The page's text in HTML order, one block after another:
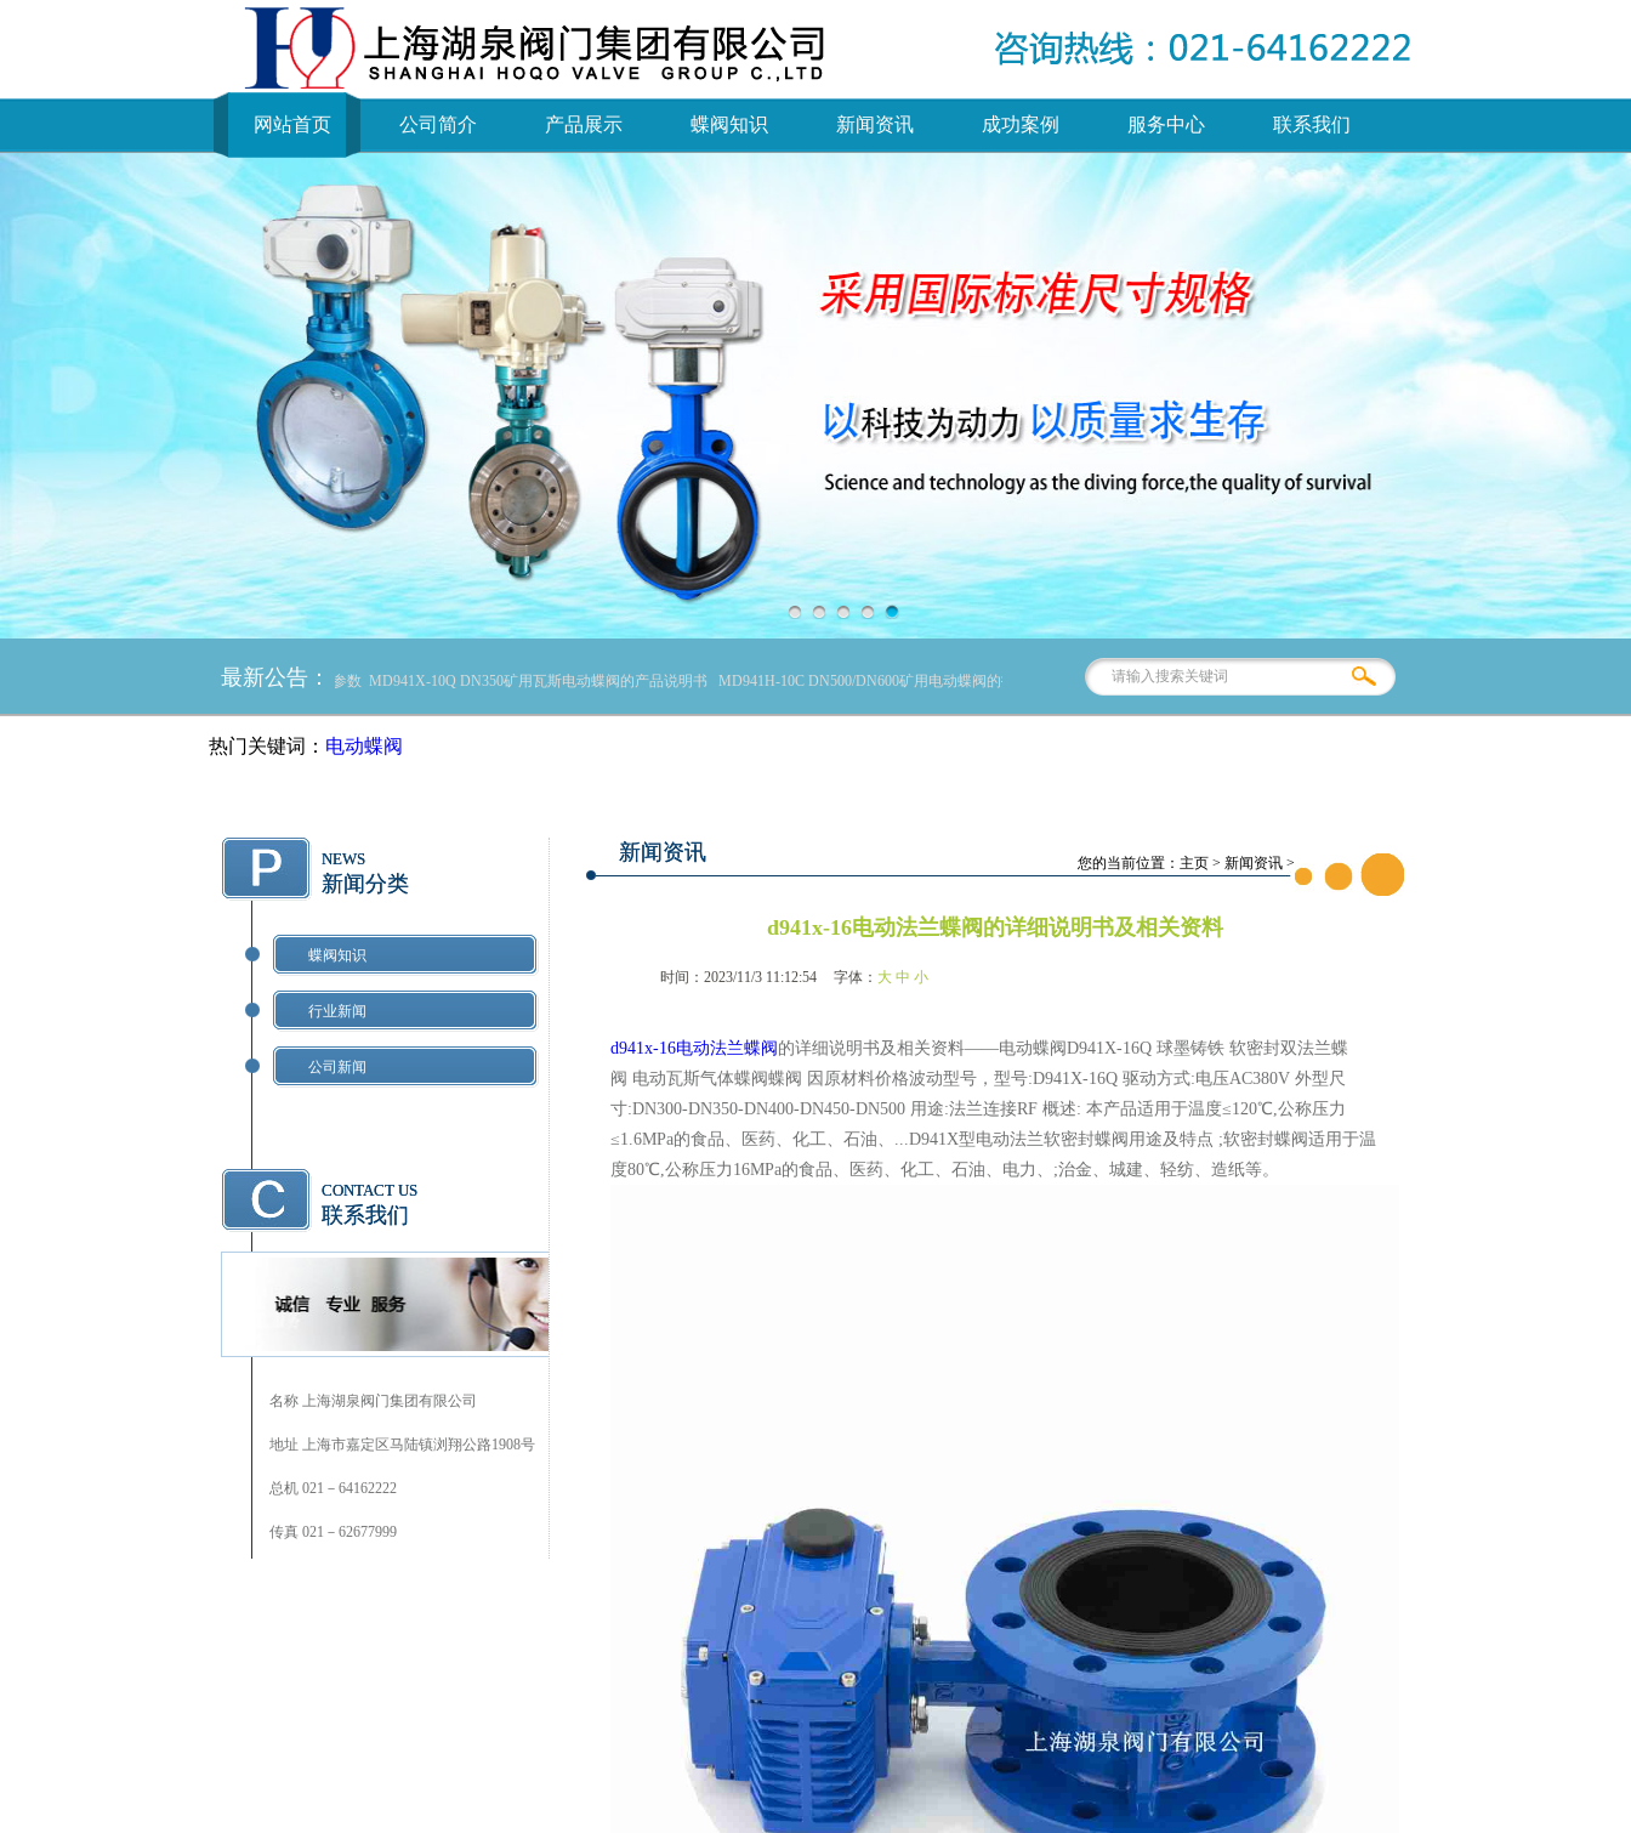
网站首页 公司简介 产品展示 蝶阀知识 新闻资讯 成功案例 服务中心 联系我们
最新公告：
MD941H-10C DN500/DN600矿用电动蝶阀的技术参数 MD941X-10Q DN350矿用瓦斯电动蝶阀的产品说明书 MD941H-10C DN500/DN600矿用电动蝶阀的技术参数
热门关键词： 电动蝶阀
NEWS
新闻分类
蝶阀知识
行业新闻
公司新闻
CONTACT US
联系我们
名称 上海湖泉阀门集团有限公司
地址 上海市嘉定区马陆镇浏翔公路1908号
总机 021－64162222
传真 021－62677999
新闻资讯 您的当前位置： 主页 > 新闻资讯 >
d941x-16电动法兰蝶阀的详细说明书及相关资料
时间：2023/11/3 11:12:54 字体： 大 中 小
d941x-16电动法兰蝶阀 的详细说明书及相关资料——电动蝶阀D941X-16Q 球墨铸铁 软密封双法兰蝶
阀 电动瓦斯气体蝶阀蝶阀 因原材料价格波动型号，型号:D941X-16Q 驱动方式:电压AC380V 外型尺
寸:DN300-DN350-DN400-DN450-DN500 用途:法兰连接RF 概述: 本产品适用于温度≤120℃,公称压力
≤1.6MPa的食品、医药、化工、石油、...D941X型电动法兰软密封蝶阀用途及特点 ;软密封蝶阀适用于温
度80℃,公称压力16MPa的食品、医药、化工、石油、电力、;治金、城建、轻纺、造纸等。